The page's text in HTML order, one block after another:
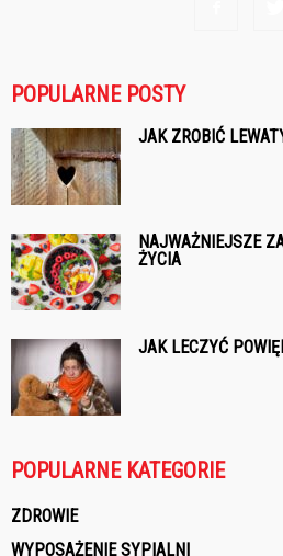
POPULARNE POSTY
JAK ZROBIĆ
NAJWAŻNIEJSZE
ŻYCIA
JAK LECZYĆ
POPULARNE KATEGORIE
ZDROWIE
WYPOSAŻENIE SYPIALNI